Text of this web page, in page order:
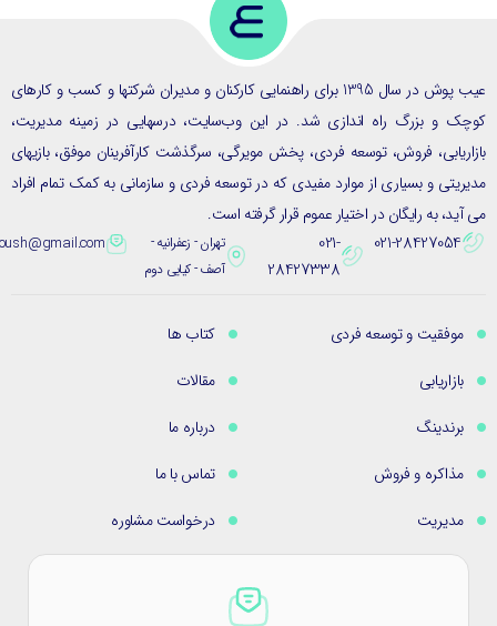
عیب پوش در سال 1395 برای راهنمایی کارکنان و مدیران شرکتها و کسب و کارهای
و بزرگ راه اندازی شد. در این وب‌سایت، درسهایی در زمینه مدیریت،
فروش، توسعه فردی، پخش مویرگی، سرگذشت کارآفرینان موفق، بازیهای
و بسیاری از موارد مفیدی که در توسعه فردی و سازمانی به کمک تمام افراد
به رایگان در اختیار عموم قرار گرفته است.
021-28427054
021-
28427338
تهران - زعفرانیه -
آصف - کیایی دوم
eybpoush@gmail.com
موفقیت و توسعه فردی
بازاریابی
برندینگ
مذاکره و فروش
مدیریت
کتاب ها
مقالات
درباره ما
تماس با ما
درخواست مشاوره